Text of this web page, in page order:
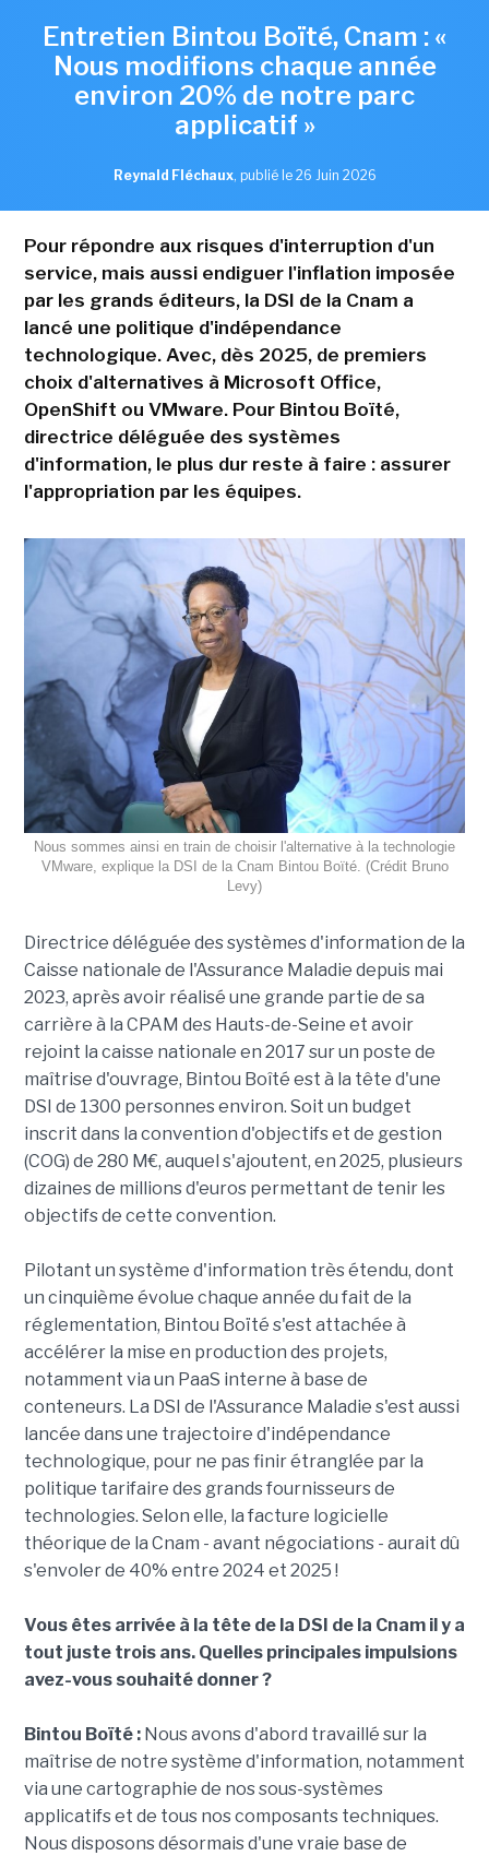
Entretien Bintou Boïté, Cnam : «
Nous modifions chaque année
environ 20% de notre parc
applicatif »
Reynald Fléchaux, publié le 26 Juin 2026
Pour répondre aux risques d'interruption d'un
service, mais aussi endiguer l'inflation imposée
par les grands éditeurs, la DSI de la Cnam a
lancé une politique d'indépendance
technologique. Avec, dès 2025, de premiers
choix d'alternatives à Microsoft Office,
OpenShift ou VMware. Pour Bintou Boïté,
directrice déléguée des systèmes
d'information, le plus dur reste à faire : assurer
l'appropriation par les équipes.
Nous sommes ainsi en train de choisir l'alternative à la technologie
VMware, explique la DSI de la Cnam Bintou Boïté. (Crédit Bruno
Levy)
Directrice déléguée des systèmes d'information de la
Caisse nationale de l'Assurance Maladie depuis mai
2023, après avoir réalisé une grande partie de sa
carrière à la CPAM des Hauts-de-Seine et avoir
rejoint la caisse nationale en 2017 sur un poste de
maîtrise d'ouvrage, Bintou Boîté est à la tête d'une
DSI de 1300 personnes environ. Soit un budget
inscrit dans la convention d'objectifs et de gestion
(COG) de 280 M€, auquel s'ajoutent, en 2025, plusieurs
dizaines de millions d'euros permettant de tenir les
objectifs de cette convention.
Pilotant un système d'information très étendu, dont
un cinquième évolue chaque année du fait de la
réglementation, Bintou Boïté s'est attachée à
accélérer la mise en production des projets,
notamment via un PaaS interne à base de
conteneurs. La DSI de l'Assurance Maladie s'est aussi
lancée dans une trajectoire d'indépendance
technologique, pour ne pas finir étranglée par la
politique tarifaire des grands fournisseurs de
technologies. Selon elle, la facture logicielle
théorique de la Cnam - avant négociations - aurait dû
s'envoler de 40% entre 2024 et 2025 !
Vous êtes arrivée à la tête de la DSI de la Cnam il y a
tout juste trois ans. Quelles principales impulsions
avez-vous souhaité donner ?
Bintou Boïté :Nous avons d'abord travaillé sur la
maîtrise de notre système d'information, notamment
via une cartographie de nos sous-systèmes
applicatifs et de tous nos composants techniques.
Nous disposons désormais d'une vraie base de